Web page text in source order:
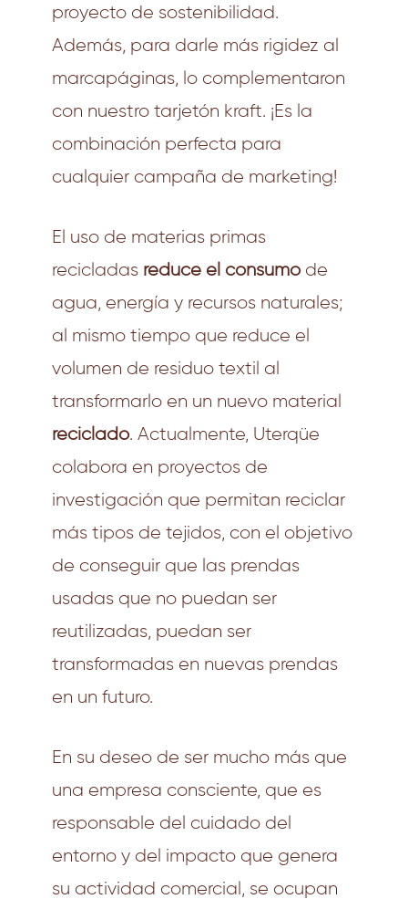
proyecto de sostenibilidad.
Además, para darle más rigidez al
marcapáginas, lo complementaron
con nuestrotarjetón kraft. ¡Es la
combinación perfecta para
cualquier campaña de marketing!
El uso de materias primas
recicladas reduce el consumode
agua, energía y recursos naturales;
al mismo tiempo que reduce el
volumen de residuo textil al
transformarlo en un nuevo material
reciclado. Actualmente, Uterqüe
colabora en proyectos de
investigación que permitan reciclar
más tipos de tejidos, con el objetivo
de conseguir que las prendas
usadas que no puedan ser
reutilizadas, puedan ser
transformadas en nuevas prendas
en un futuro.
En su deseo de ser mucho más que
una empresa consciente, que es
responsable del cuidado del
entorno y del impacto que genera
su actividad comercial, se ocupan